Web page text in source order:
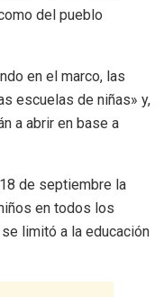
del pueblo
en el marco, las
escuelas de niñas» y,
a abrir en base a
de septiembre la
en todos los
limitó a la educación